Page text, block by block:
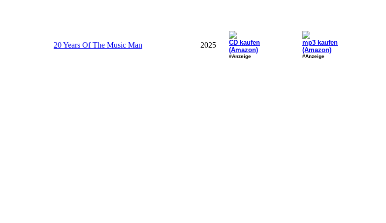
20 Years Of The Music Man 2025
CD kaufen
(Amazon)
#Anzeige
mp3 kaufen
(Amazon)
#Anzeige